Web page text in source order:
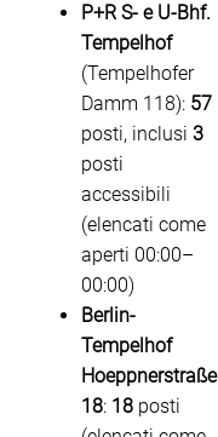
P+R S- e U-Bhf.
Tempelhof
(Tempelhofer
Damm 118): 57
posti, inclusi 3
posti
accessibili
(elencati come
aperti 00:00–
00:00)
Berlin-
Tempelhof
Hoeppnerstraße
18: 18 posti